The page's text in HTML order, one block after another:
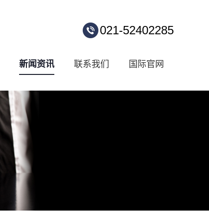
021-52402285
新闻资讯 联系我们 国际官网